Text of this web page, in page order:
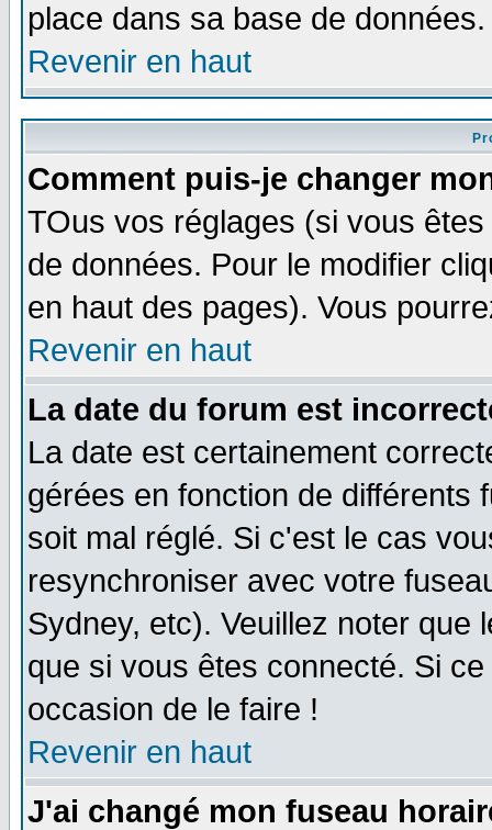
place dans sa base de
Revenir en haut
Comment puis-je changer
TOus vos réglages (si vous
de données. Pour le modifier
en haut des pages). Vous
Revenir en haut
La date du forum est
La date est certainement
gérées en fonction de différents
soit mal réglé. Si c'est le cas
resynchroniser avec votre
Sydney, etc). Veuillez noter que
que si vous êtes connecté. Si
occasion de le faire !
Revenir en haut
J'ai changé mon fuseau